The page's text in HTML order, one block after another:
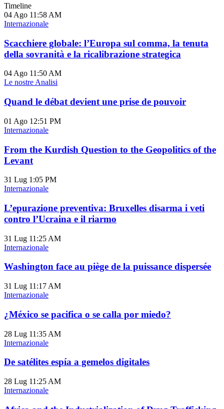
Timeline
04 Ago 11:58 AM
Internazionale
Scacchiere globale: l’Europa sul comma, la tenuta
della sovranità e la ricalibrazione strategica
04 Ago 11:50 AM
Le nostre Analisi
Quand le débat devient une prise de pouvoir
01 Ago 12:51 PM
Internazionale
From the Kurdish Question to the Geopolitics of the
Levant
31 Lug 1:05 PM
Internazionale
L’epurazione preventiva: Bruxelles disarma i veti
contro l’Ucraina e il riarmo
31 Lug 11:25 AM
Internazionale
Washington face au piège de la puissance dispersée
31 Lug 11:17 AM
Internazionale
¿México se pacifica o se calla por miedo?
28 Lug 11:35 AM
Internazionale
De satélites espía a gemelos digitales
28 Lug 11:25 AM
Internazionale